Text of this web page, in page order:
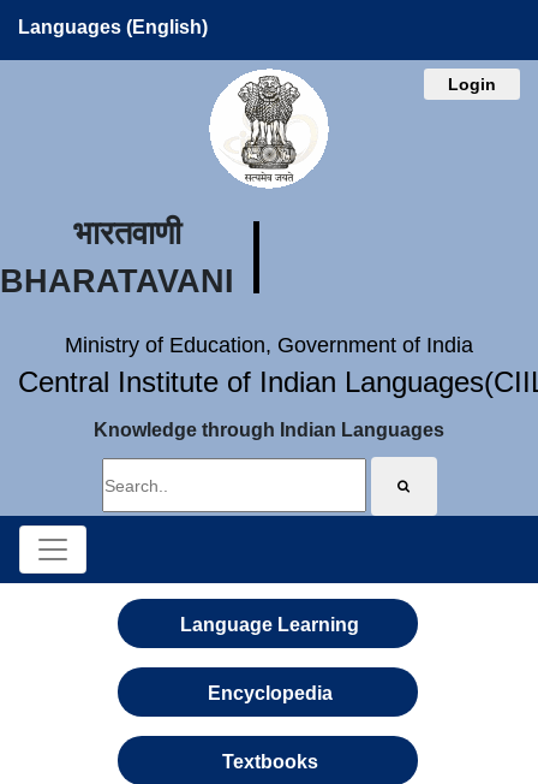
Languages (English)
Login
भारतवाणी
BHARATAVANI
Ministry of Education, Government of India
Central Institute of Indian
Knowledge through Indian Languages
Language Learning
Encyclopedia
Textbooks